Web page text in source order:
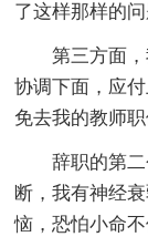
了这样那样的问
第三方面
协调下面，应
免去我的教师职
辞职的第
断，我有神经
恼，恐怕小命